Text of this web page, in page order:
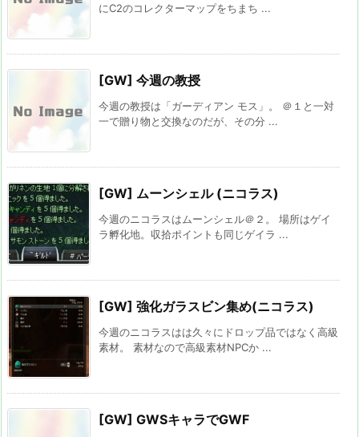
にC2のコレクターマップをちまち ...
[GW] 今週の教授
今週の教授は「ガーディアン モス」。 ＠１と一対
一で贈り物と交換なのだが、その分 ...
[GW] ムーンシェル (ニコラス)
今週のニコラスはムーンシェル＠２。 場所はゲイ
ラ孵化地。収拾ポイントも同じゲイラ ...
[GW] 強化ガラスビン集め(ニコラス)
今週のニコラスはは久々にドロップ品ではなく高級
素材。 素材なので高級素材NPCか ...
[GW] GWSキャラでGWF